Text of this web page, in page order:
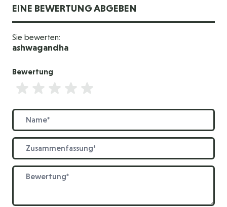
EINE BEWERTUNG ABGEBEN
Sie bewerten:
ashwagandha
Bewertung
Bewertung
Name
Zusammenfassung
Bewertung